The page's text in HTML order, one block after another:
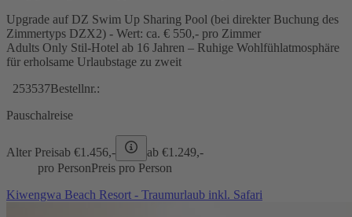
Upgrade auf DZ Swim Up Sharing Pool (bei direkter Buchung des
Zimmertyps DZX2) - Wert: ca. € 550,- pro Zimmer
Adults Only Stil-Hotel ab 16 Jahren – Ruhige Wohlfühlatmosphäre
für erholsame Urlaubstage zu zweit
253537Bestellnr.:
Pauschalreise
Alter Preisab €1.456,- ab €1.249,-
pro PersonPreis pro Person
Kiwengwa Beach Resort - Traumurlaub inkl. Safari